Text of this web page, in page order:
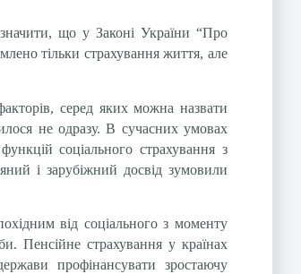
що у Законі України “Про
тільки страхування життя, але
серед яких можна назвати
не одразу. В сучасних умовах
соціального страхування з
і зарубіжний досвід зумовили
від соціального з моменту
Пенсійне страхування у країнах
профінансувати зростаючу